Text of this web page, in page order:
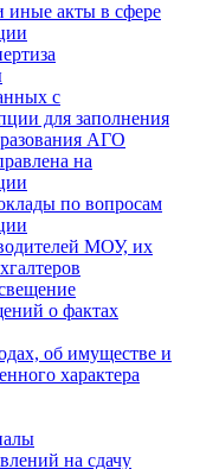
иные акты в сфере
с
для заполнения
АГО
на
по вопросам
МОУ, их
о фактах
об имуществе и
характера
на сдачу